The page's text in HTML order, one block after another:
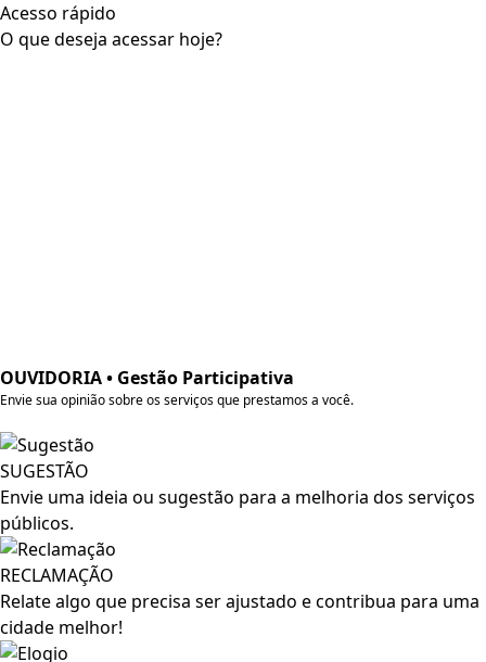
Acesso rápido
O que deseja acessar hoje?
OUVIDORIA • Gestão Participativa
Envie sua opinião sobre os serviços que prestamos a você.
SUGESTÃO
Envie uma ideia ou sugestão para a melhoria dos serviços
públicos.
RECLAMAÇÃO
Relate algo que precisa ser ajustado e contribua para uma
cidade melhor!